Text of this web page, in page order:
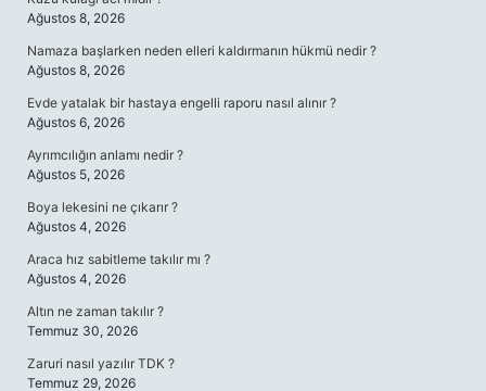
Ağustos 8, 2026
Namaza başlarken neden elleri kaldırmanın hükmü nedir ?
Ağustos 8, 2026
Evde yatalak bir hastaya engelli raporu nasıl alınır ?
Ağustos 6, 2026
Ayrımcılığın anlamı nedir ?
Ağustos 5, 2026
Boya lekesini ne çıkarır ?
Ağustos 4, 2026
Araca hız sabitleme takılır mı ?
Ağustos 4, 2026
Altın ne zaman takılır ?
Temmuz 30, 2026
Zaruri nasıl yazılır TDK ?
Temmuz 29, 2026